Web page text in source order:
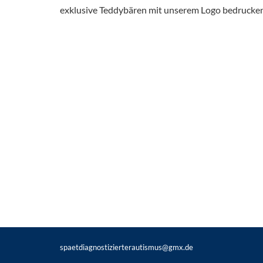
exklusive Teddybären mit unserem Logo
spaetdiagnostizierterautismus@gmx.de